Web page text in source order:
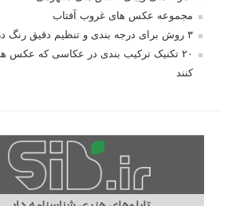
مجموعه عکس های غروب آفتاب
۳ روش برای درجه بندی و تنظیم دقیق رنگ در فتوشاپ
۲۰ تکنیک ترکیب بندی در عکاسی که عکس
کنند